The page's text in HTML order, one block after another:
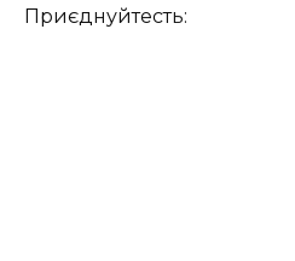
Приєднуйтесть: